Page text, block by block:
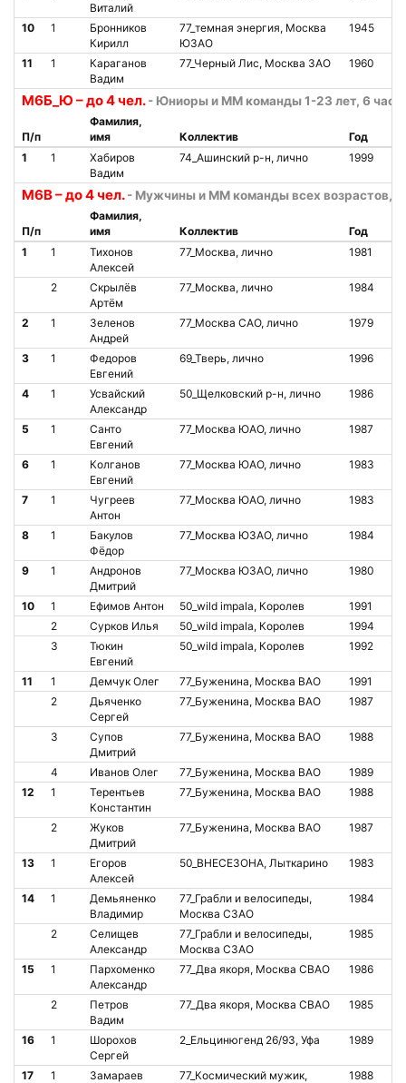
Виталий
10 1
Бронников
Кирилл
77_темная энергия, Москва
ЮЗАО
1945
11 1
Караганов
Вадим
77_Черный Лис, Москва ЗАО 1960
М6Б_Ю – до 4 чел. - Юниоры и ММ команды 1-23 лет, 6
П/п
Фамилия,
имя
Коллектив Год
1
1
Хабиров
Вадим
74_Ашинский р-н, лично 1999
М6В – до 4 чел. - Мужчины и ММ команды всех возрастов, 6
П/п
Фамилия,
имя
Коллектив Год
1
1
Тихонов
Алексей
77_Москва, лично 1981
2
Скрылёв
Артём
77_Москва, лично 1984
2 1
Зеленов
Андрей
77_Москва САО, лично 1979
3 1
Федоров
Евгений
69_Тверь, лично 1996
4 1
Усвайский
Александр
50_Щелковский р-н, лично 1986
5 1
Санто
Евгений
77_Москва ЮАО, лично 1987
6 1
Колганов
Евгений
77_Москва ЮАО, лично 1983
7 1
Чугреев
Антон
77_Москва ЮАО, лично 1983
8 1
Бакулов
Фёдор
77_Москва ЮЗАО, лично 1984
9 1
Андронов
Дмитрий
77_Москва ЮЗАО, лично 1980
10 1 Ефимов Антон 50_wild impala, Королев 1991
2 Сурков Илья 50_wild impala, Королев 1994
3
Тюкин
Евгений
50_wild impala, Королев 1992
11 1 Демчук Олег 77_Буженина, Москва ВАО 1991
2
Дьяченко
Сергей
77_Буженина, Москва ВАО 1987
3
Супов
Дмитрий
77_Буженина, Москва ВАО 1988
4 Иванов Олег 77_Буженина, Москва ВАО 1989
12 1
Терентьев
Константин
77_Буженина, Москва ВАО 1988
2
Жуков
Дмитрий
77_Буженина, Москва ВАО 1987
13 1
Егоров
Алексей
50_ВНЕСЕЗОНА, Лыткарино 1983
14 1
Демьяненко
Владимир
77_Грабли и велосипеды,
Москва СЗАО
1984
2
Селищев
Александр
77_Грабли и велосипеды,
Москва СЗАО
1985
15 1
Пархоменко
Александр
77_Два якоря, Москва СВАО 1986
2
Петров
Вадим
77_Два якоря, Москва СВАО 1985
16 1
Шорохов
Сергей
2_Ельцинюгенд 26/93, Уфа 1989
17 1
Замараев
77_Космический мужик,
1988